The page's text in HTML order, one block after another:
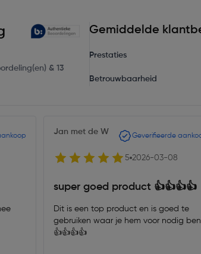
& 13
Gemiddelde
Prestaties
Betrouwbaarheid
Jan met de W Geverifieerde
5 2026-03-08
super goed product 👍👍👍👍
Dit is een top product en is goed te
gebruiken waar je hem voor nodig
👍👍👍👍